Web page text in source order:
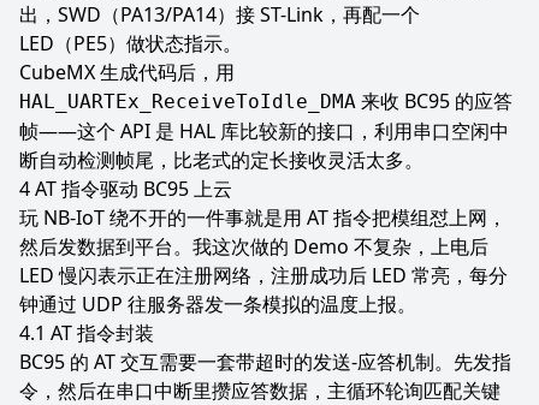
出，SWD（PA13/PA14）接 ST-Link，再配一个
LED（PE5）做状态指示。
CubeMX 生成代码后，用
HAL_UARTEx_ReceiveToIdle_DMA 来收 BC95 的应答
帧——这个 API 是 HAL 库比较新的接口，利用串口空闲中
断自动检测帧尾，比老式的定长接收灵活太多。
AT 指令驱动 BC95 上云
玩 NB-IoT 绕不开的一件事就是用 AT 指令把模组怼上网，
然后发数据到平台。我这次做的 Demo 不复杂，上电后
LED 慢闪表示正在注册网络，注册成功后 LED 常亮，每分
钟通过 UDP 往服务器发一条模拟的温度上报。
AT 指令封装
BC95 的 AT 交互需要一套带超时的发送-应答机制。先发指
令，然后在串口中断里攒应答数据，主循环轮询匹配关键